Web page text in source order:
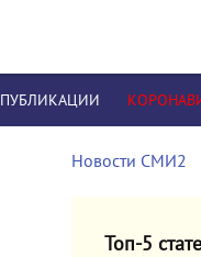
ПУБЛИКАЦИИ
Новости СМИ2
Топ-5